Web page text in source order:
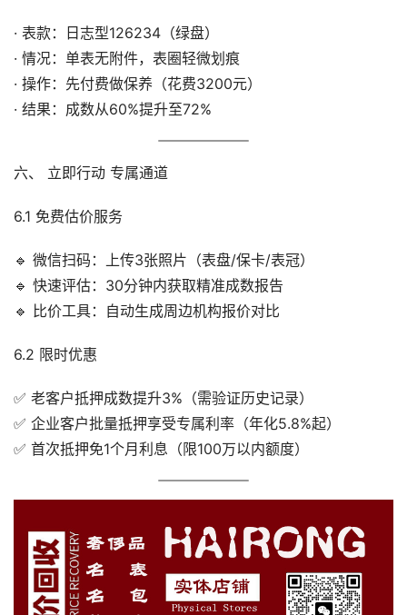
· 表款：日志型126234（绿盘）
· 情况：单表无附件，表圈轻微划痕
· 操作：先付费做保养（花费3200元）
· 结果：成数从60%提升至72%
六、 立即行动 专属通道
6.1 免费估价服务
🔹 微信扫码：上传3张照片（表盘/保卡/表冠）
🔹 快速评估：30分钟内获取精准成数报告
🔹 比价工具：自动生成周边机构报价对比
6.2 限时优惠
✅ 老客户抵押成数提升3%（需验证历史记录）
✅ 企业客户批量抵押享受专属利率（年化5.8%起）
✅ 首次抵押免1个月利息（限100万以内额度）